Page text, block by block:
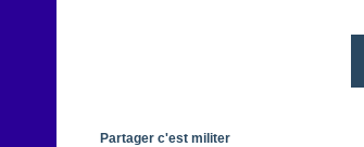
Partager c'est militer